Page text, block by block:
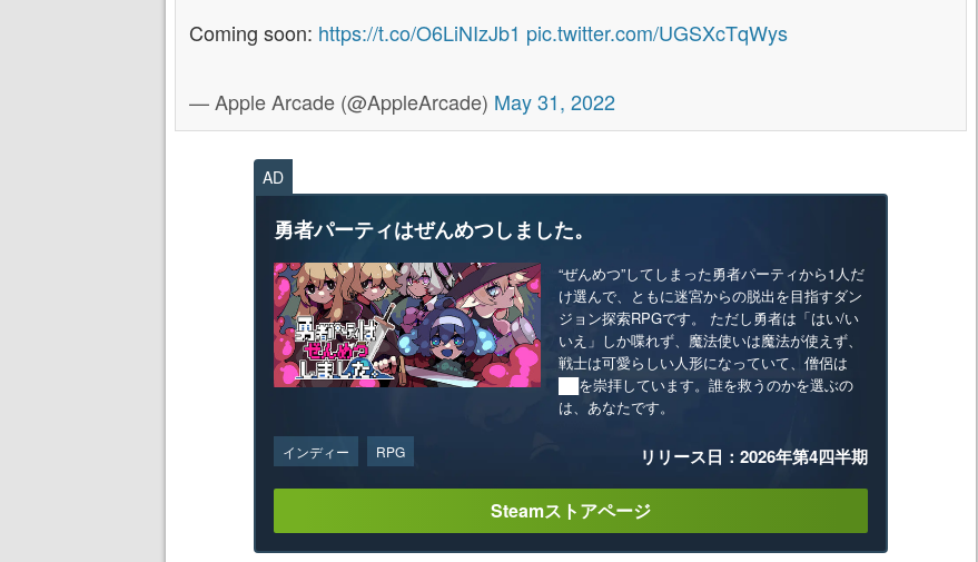
Coming soon: https://t.co/O6LiNIzJb1 pic.twitter.com/UGSXcTqWys
— Apple Arcade (@AppleArcade) May 31, 2022
AD
勇者パーティはぜんめつしました。
“ぜんめつ”してしまった勇者パーティから1人だ
け選んで、ともに迷宮からの脱出を目指すダン
ジョン探索RPGです。 ただし勇者は「はい/い
いえ」しか喋れず、魔法使いは魔法が使えず、
戦士は可愛らしい人形になっていて、僧侶は
██を崇拝しています。誰を救うのかを選ぶの
は、あなたです。
インディー RPG リリース日：2026年第4四半期
Steamストアページ